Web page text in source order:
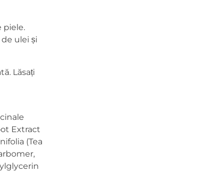
piele.
ulei și
Lăsați
Extract
(Tea